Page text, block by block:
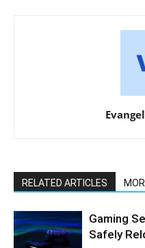
RELATED ARTICLES
Gaming
Safely